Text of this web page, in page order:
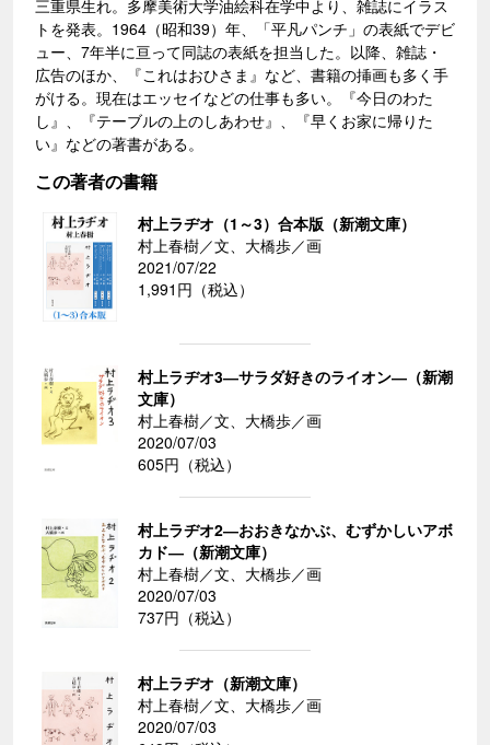
三重県生れ。多摩美術大学油絵科在学中より、雑誌にイラス
トを発表。1964（昭和39）年、「平凡パンチ」の表紙でデビ
ュー、7年半に亘って同誌の表紙を担当した。以降、雑誌・
広告のほか、『これはおひさま』など、書籍の挿画も多く手
がける。現在はエッセイなどの仕事も多い。『今日のわた
し』、『テーブルの上のしあわせ』、『早くお家に帰りた
い』などの著書がある。
この著者の書籍
村上ラヂオ（1～3）合本版（新潮文庫）
村上春樹／文、大橋歩／画
2021/07/22
1,991円（税込）
村上ラヂオ3―サラダ好きのライオン―（新潮
文庫）
村上春樹／文、大橋歩／画
2020/07/03
605円（税込）
村上ラヂオ2―おおきなかぶ、むずかしいアボ
カド―（新潮文庫）
村上春樹／文、大橋歩／画
2020/07/03
737円（税込）
村上ラヂオ（新潮文庫）
村上春樹／文、大橋歩／画
2020/07/03